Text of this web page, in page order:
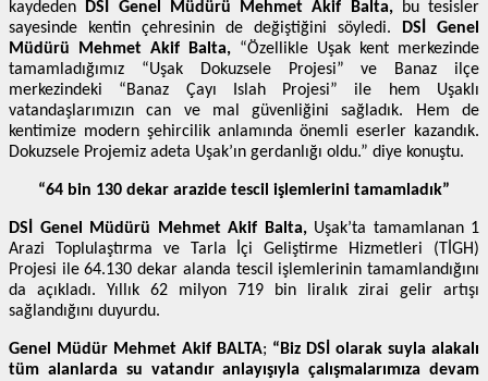
kaydeden DSİ Genel Müdürü Mehmet Akif Balta,bu tesisler
sayesinde kentin çehresinin de değiştiğini söyledi. DSİ Genel
Müdürü Mehmet Akif Balta, “Özellikle Uşak kent merkezinde
tamamladığımız “Uşak Dokuzsele Projesi” ve Banaz ilçe
merkezindeki “Banaz Çayı Islah Projesi” ile hem Uşaklı
vatandaşlarımızın can ve mal güvenliğini sağladık. Hem de
kentimize modern şehircilik anlamında önemli eserler kazandık.
Dokuzsele Projemiz adeta Uşak’ın gerdanlığı oldu.” diye konuştu.
“64 bin 130 dekar arazide tescil işlemlerini tamamladık”
DSİ Genel Müdürü Mehmet Akif Balta,Uşak’ta tamamlanan 1
Arazi Toplulaştırma ve Tarla İçi Geliştirme Hizmetleri (TİGH)
Projesi ile 64.130 dekar alanda tescil işlemlerinin tamamlandığını
da açıkladı. Yıllık 62 milyon 719 bin liralık zirai gelir artışı
sağlandığını duyurdu.
Genel Müdür Mehmet Akif BALTA; “Biz DSİ olarak suyla alakalı
tüm alanlarda su vatandır anlayışıyla çalışmalarımıza devam